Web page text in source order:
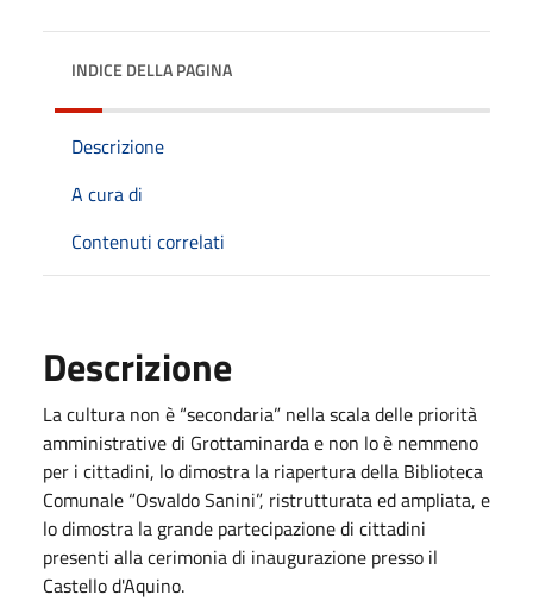
INDICE DELLA PAGINA
Descrizione
A cura di
Contenuti correlati
Descrizione
Lacultura non è “secondaria” nella scala delle priorità
amministrative di Grottaminarda e non lo è nemmeno
per i cittadini, lo dimostra la riapertura della Biblioteca
Comunale “Osvaldo Sanini”, ristrutturata ed ampliata, e
lo dimostra la grande partecipazione di cittadini
presenti alla cerimonia di inaugurazione presso il
Castello d'Aquino.